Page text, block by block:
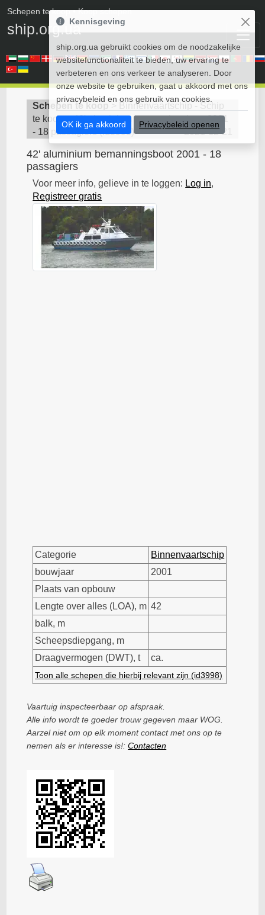
Schepen te koop• Koop schepen
ship.org.ua
Schepen te koop
Binnenvaartschip - Schip
te koop>42' aluminium bemanningsboot 2001
- 18 passagiers(id3998) 2021-12-21
42' aluminium bemanningsboot 2001 - 18
passagiers
Voor meer info, gelieve in te loggen: Log in,
Registreer gratis
Categorie
Binnenvaartschip
bouwjaar
2001
Plaats van opbouw
Lengte over alles (LOA), m 42
balk, m
Scheepsdiepgang, m
Draagvermogen (DWT), t
ca.
Toon alle schepen die hierbij relevant zijn (id3998)
Vaartuig inspecteerbaar op afspraak.
Alle info wordt te goeder trouw gegeven maar WOG.
Aarzel niet om op elk moment contact met ons op te
nemen als er interesse is!:Contacten
Kennisgeving
ship.org.ua gebruikt cookies om de noodzakelijke
websitefunctionaliteit te bieden, uw ervaring te
verbeteren en ons verkeer te analyseren. Door
onze website te gebruiken, gaat u akkoord met ons
privacybeleid en ons gebruik van cookies.
OK ik ga akkoord Privacybeleid openen